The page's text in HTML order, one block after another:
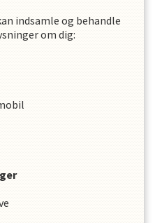
indsamle og behandle
om dig: